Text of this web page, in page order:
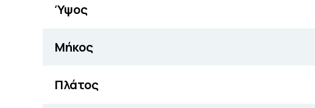
Ύψος
Μήκος
Πλάτος